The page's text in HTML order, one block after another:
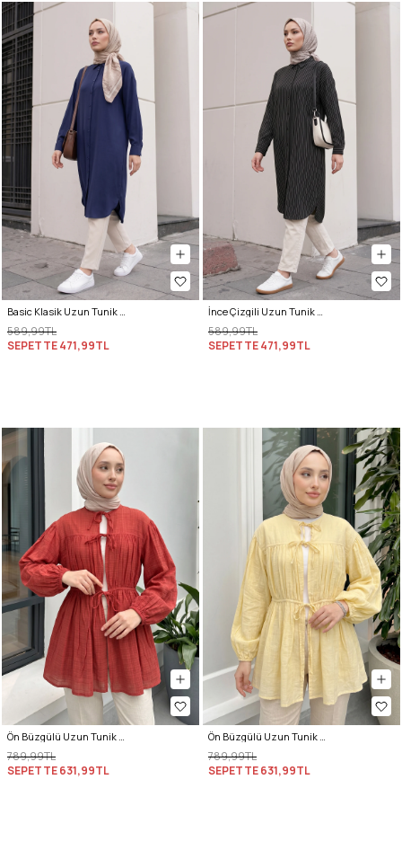
589,99TL
SEPETTE471,99TL
589,99TL
SEPETTE471,99TL
789,99TL
SEPETTE631,99TL
789,99TL
SEPETTE631,99TL